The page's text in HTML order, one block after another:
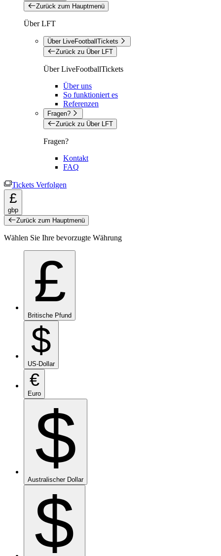
Zurück zum Hauptmenü
Über LFT
Über LiveFootballTickets
Zurück zu Über LFT
Über LiveFootballTickets
Über uns
So funktioniert es
Referenzen
Fragen?
Zurück zu Über LFT
Fragen?
Kontakt
FAQ
Tickets Verfolgen
£
gbp
Zurück zum Hauptmenü
Wählen Sie Ihre bevorzugte Währung
£
Britische Pfund
$
US-Dollar
€
Euro
$
Australischer Dollar
$